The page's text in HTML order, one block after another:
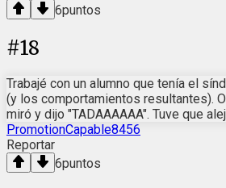
6puntos
#18
Trabajé con un alumno que tenía el
(y los comportamientos resultantes).
miró y dijo "TADAAAAAA". Tuve que
PromotionCapable8456
Reportar
6puntos